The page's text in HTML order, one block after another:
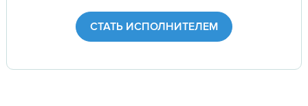
СТАТЬ ИСПОЛНИТЕЛЕМ